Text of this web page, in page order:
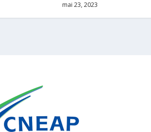
mai 23, 2023